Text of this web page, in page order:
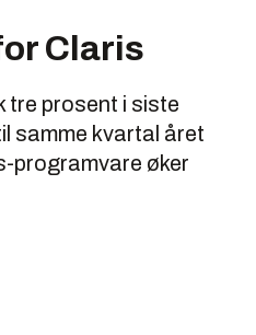
Claris
tre prosent i siste
samme kvartal året
programvare øker